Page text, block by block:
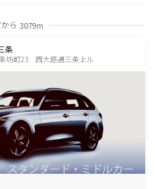
ら 3079m
条
坊町23 西大路通三条上ル